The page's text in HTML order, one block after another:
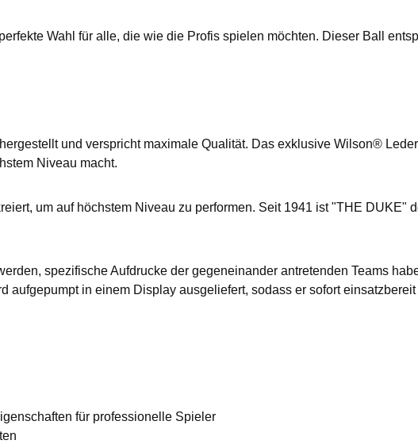
Wahl für alle, die wie die Profis spielen möchten. Dieser Ball
und verspricht maximale Qualität. Das exklusive Wilson®
Niveau macht.
um auf höchstem Niveau zu performen. Seit 1941 ist "THE DUKE"
spezifische Aufdrucke der gegeneinander antretenden Teams
in einem Display ausgeliefert, sodass er sofort
für professionelle Spieler